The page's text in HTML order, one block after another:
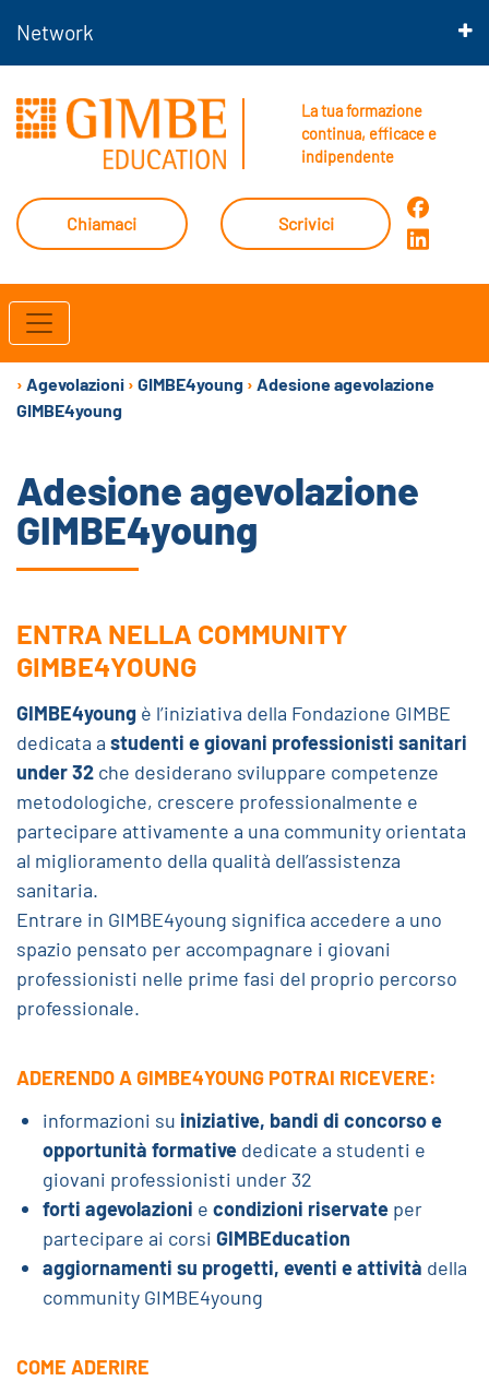
Network
La tua formazione
continua, efficace e
indipendente
Chiamaci Scrivici
› Agevolazioni › GIMBE4young › Adesione agevolazione
GIMBE4young
Adesione agevolazione
GIMBE4young
ENTRA NELLA COMMUNITY
GIMBE4YOUNG
GIMBE4young è l’iniziativa della Fondazione GIMBE
dedicata a studenti e giovani professionisti sanitari
under 32 che desiderano sviluppare competenze
metodologiche, crescere professionalmente e
partecipare attivamente a una community orientata
al miglioramento della qualità dell’assistenza
sanitaria.
Entrare in GIMBE4young significa accedere a uno
spazio pensato per accompagnare i giovani
professionisti nelle prime fasi del proprio percorso
professionale.
ADERENDO A GIMBE4YOUNG POTRAI RICEVERE:
informazioni su iniziative, bandi di concorso e
opportunità formative dedicate a studenti e
giovani professionisti under 32
forti agevolazioni e condizioni riservate per
partecipare ai corsi GIMBEducation
aggiornamenti su progetti, eventi e attività della
community GIMBE4young
COME ADERIRE